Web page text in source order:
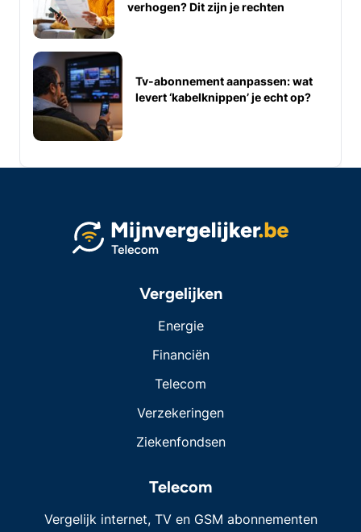
verhogen? Dit zijn je rechten
Tv-abonnement aanpassen: wat
levert ‘kabelknippen’ je echt op?
Vergelijken
Energie
Financiën
Telecom
Verzekeringen
Ziekenfondsen
Telecom
Vergelijk internet, TV en GSM abonnementen